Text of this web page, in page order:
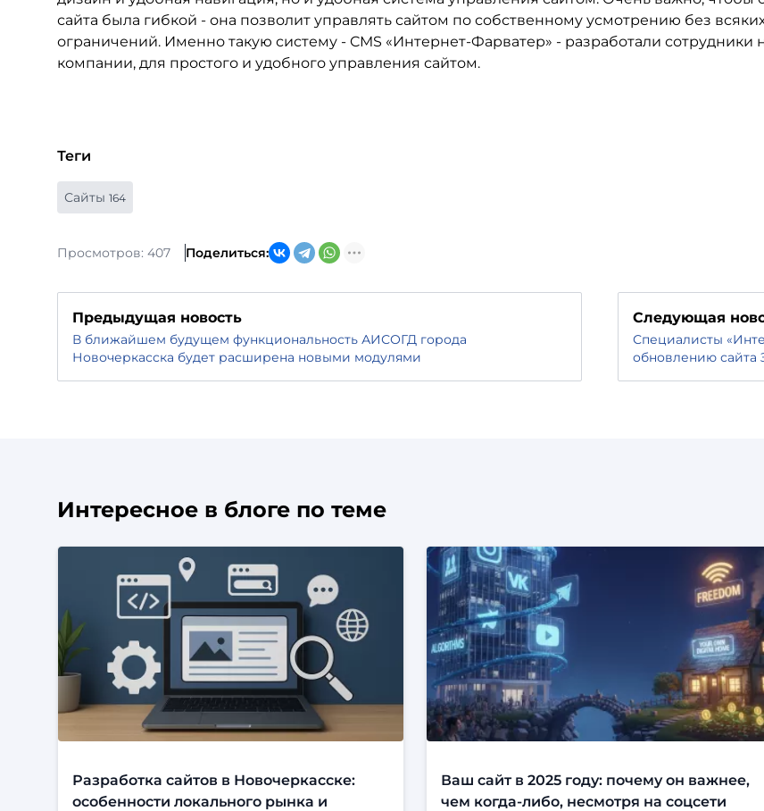
сайта была гибкой - она позволит управлять сайтом по собственному усмотрению без
ограничений. Именно такую систему - CMS «Интернет-Фарватер» - разработали сотрудники
компании, для простого и удобного управления сайтом.
Теги
Сайты 164
Просмотров: 407 Поделиться:
Предыдущая новость
В ближайшем будущем функциональность АИСОГД города
Новочеркасска будет расширена новыми модулями
Следующая
Специалисты
обновлению
Интересное в блоге по теме
Разработка сайтов в Новочеркасске:
особенности локального рынка и
Ваш сайт в 2025 году: почему он важнее,
чем когда-либо, несмотря на соцсети